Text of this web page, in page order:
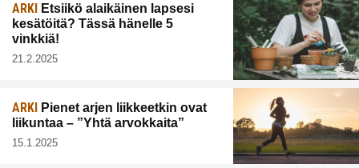
ARKI
Etsiikö alaikäinen lapsesi
kesätöitä? Tässä hänelle 5
vinkkiä!
21.2.2025
ARKI
Pienet arjen liikkeetkin ovat
liikuntaa – ”Yhtä arvokkaita”
15.1.2025